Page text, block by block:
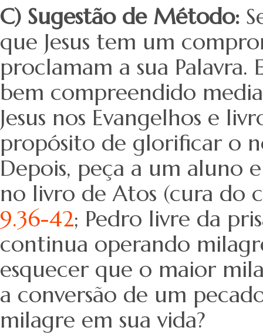
C) Sugestão de Método:
que Jesus tem um
proclamam a sua Palavra.
bem compreendido
Jesus nos Evangelhos e
propósito de glorificar o
Depois, peça a um aluno
no livro de Atos (cura do
9.36-42; Pedro livre da
continua operando
esquecer que o maior
a conversão de um
milagre em sua vida?